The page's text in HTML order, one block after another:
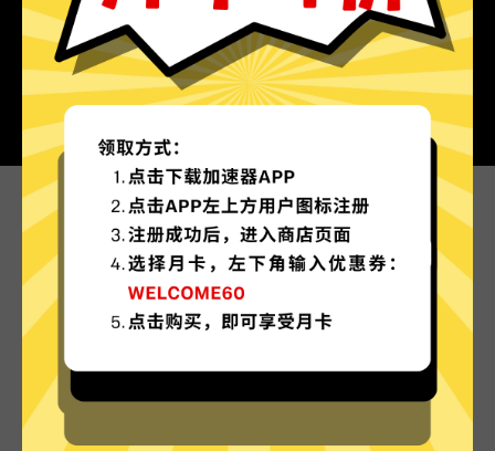
为什么选择超神加速器?
更多服务器地区选择
超神加速器现已拥有超多加速服务器节点，并且还